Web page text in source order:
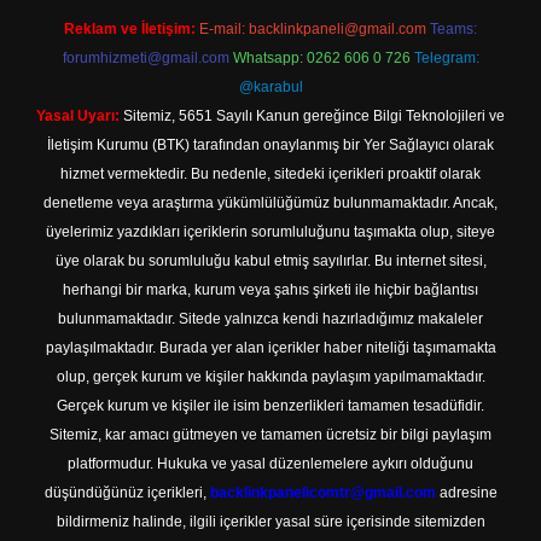
Reklam ve İletişim: E-mail: backlinkpaneli@gmail.com Teams:
forumhizmeti@gmail.com Whatsapp: 0262 606 0 726 Telegram:
@karabul
Yasal Uyarı: Sitemiz, 5651 Sayılı Kanun gereğince Bilgi Teknolojileri ve
İletişim Kurumu (BTK) tarafından onaylanmış bir Yer Sağlayıcı olarak
hizmet vermektedir. Bu nedenle, sitedeki içerikleri proaktif olarak
denetleme veya araştırma yükümlülüğümüz bulunmamaktadır. Ancak,
üyelerimiz yazdıkları içeriklerin sorumluluğunu taşımakta olup, siteye
üye olarak bu sorumluluğu kabul etmiş sayılırlar. Bu internet sitesi,
herhangi bir marka, kurum veya şahıs şirketi ile hiçbir bağlantısı
bulunmamaktadır. Sitede yalnızca kendi hazırladığımız makaleler
paylaşılmaktadır. Burada yer alan içerikler haber niteliği taşımamakta
olup, gerçek kurum ve kişiler hakkında paylaşım yapılmamaktadır.
Gerçek kurum ve kişiler ile isim benzerlikleri tamamen tesadüfidir.
Sitemiz, kar amacı gütmeyen ve tamamen ücretsiz bir bilgi paylaşım
platformudur. Hukuka ve yasal düzenlemelere aykırı olduğunu
düşündüğünüz içerikleri, backlinkpanelicomtr@gmail.com adresine
bildirmeniz halinde, ilgili içerikler yasal süre içerisinde sitemizden